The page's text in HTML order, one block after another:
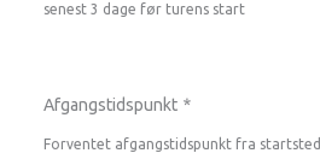
senest 3 dage før turens start
Afgangstidspunkt *
Forventet afgangstidspunkt fra startsted